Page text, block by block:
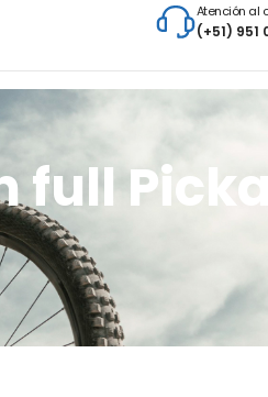
Atención al
(+51) 951
full